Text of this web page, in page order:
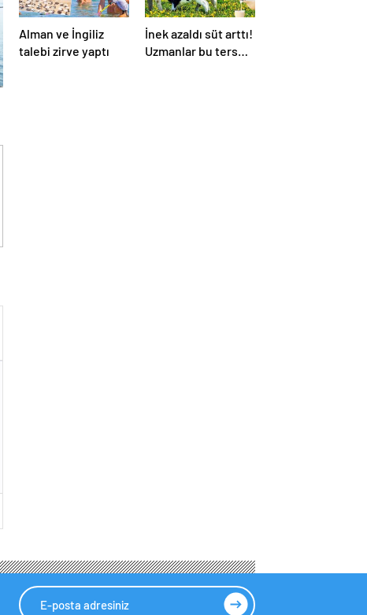
Alman ve İngiliz
talebi zirve yaptı
İnek azaldı süt arttı!
Uzmanlar bu ters